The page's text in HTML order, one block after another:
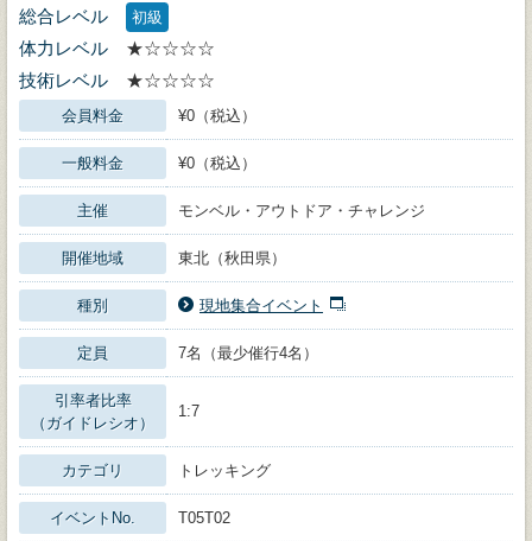
総合レベル 初級
体力レベル
★☆☆☆☆
技術レベル
★☆☆☆☆
会員料金 ¥0（税込）
一般料金 ¥0（税込）
主催 モンベル・アウトドア・チャレンジ
開催地域 東北（秋田県）
種別 現地集合イベント
定員 7名（最少催行4名）
引率者比率
（ガイドレシオ）
1:7
カテゴリ トレッキング
イベントNo. T05T02